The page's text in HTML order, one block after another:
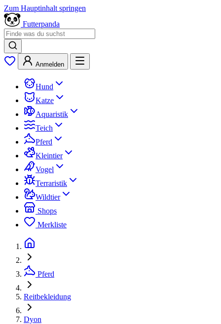
Zum Hauptinhalt springen
Futterpanda
Anmelden
Hund
Katze
Aquaristik
Teich
Pferd
Kleintier
Vogel
Terraristik
Wildtier
Shops
Merkliste
Pferd
Reitbekleidung
Dyon